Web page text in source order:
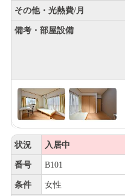
その他・光熱費/月
備考・部屋設備
状況 入居中
番号 B101
条件 女性